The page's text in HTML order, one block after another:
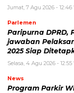
Jumat, 7 Agu 2026 - 12:46
Parlemen
Paripurna DPRD,
jawaban
2025 Siap
Selasa, 4 Agu 2026 -
News
Program Parkir